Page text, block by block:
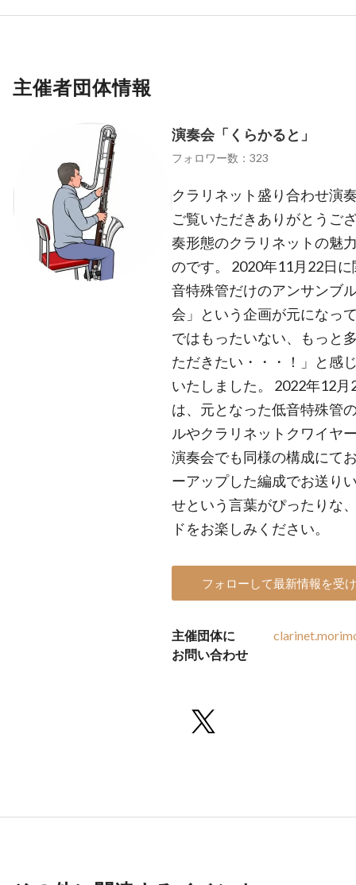
主催者団体情報
演奏会「くらかると」
フォロワー数：323
クラリネット盛り合わせ演
ご覧いただきありがとうご
奏形態のクラリネットの魅
のです。 2020年11月22日
音特殊管だけのアンサンブ
会」という企画が元になっ
ではもったいない、もっと
ただきたい・・・！」と感
いたしました。 2022年12
は、元となった低音特殊管
ルやクラリネットクワイヤ
演奏会でも同様の構成にて
ーアップした編成でお送り
せという言葉がぴったりな
ドをお楽しみください。
フォローして最新情報を受
主催団体に
お問い合わせ